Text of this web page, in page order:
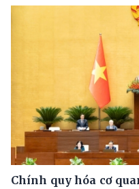
Chính quy hóa cơ